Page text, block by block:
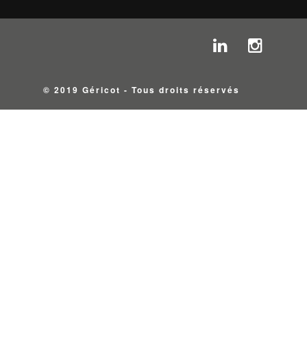
© 2019 Géricot - Tous droits réservés